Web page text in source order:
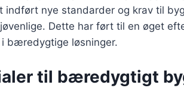
indført nye standarder og krav til
Dette har ført til en øget
bæredygtige løsninger.
til bæredygtigt